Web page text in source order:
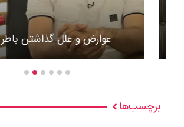
عوارض و علل گذاشتن باطری
برچسب‌ها